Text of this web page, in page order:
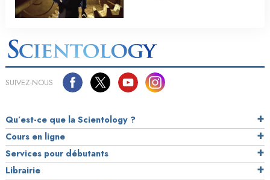
SUIVEZ-NOUS
Qu’est-ce que la Scientology ?
Cours en ligne
Services pour débutants
Librairie